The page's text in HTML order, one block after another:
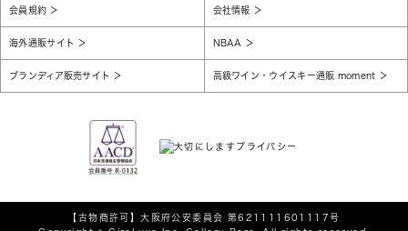
会員規約 会社情報
海外通販サイト NBAA
ブランディア販売サイト 高級ワイン・ウイスキー通販 moment
【古物商許可】大阪府公安委員会 第621111601117号